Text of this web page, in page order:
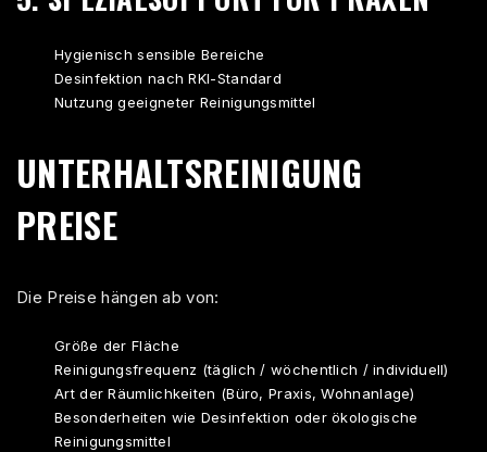
Hygienisch sensible Bereiche
Desinfektion nach RKI-Standard
Nutzung geeigneter Reinigungsmittel
UNTERHALTSREINIGUNG
PREISE
Die Preise hängen ab von:
Größe der Fläche
Reinigungsfrequenz (täglich / wöchentlich / individuell)
Art der Räumlichkeiten (Büro, Praxis, Wohnanlage)
Besonderheiten wie Desinfektion oder ökologische
Reinigungsmittel